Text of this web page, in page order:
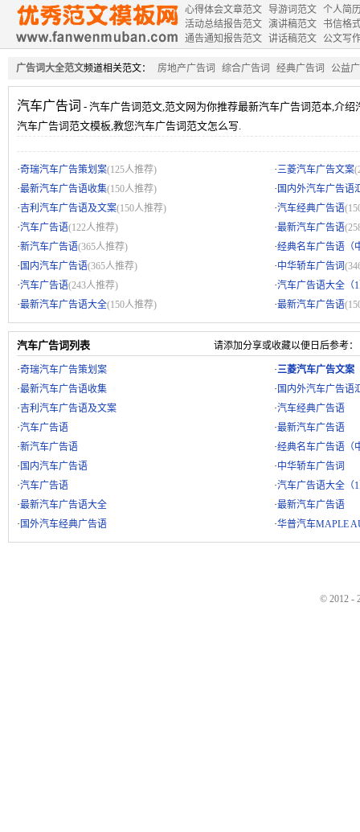
心得体会文章范文 导游词范文 个人简
活动总结报告范文 演讲稿范文 书信格
通告通知报告范文 讲话稿范文 公文写
广告词大全范文频道相关范文： 房地产广告词 综合广告词 经典广告词 公益
汽车广告词 - 汽车广告词范文,范文网为你推荐最新汽车广告词范本,介
汽车广告词范文模板,教您汽车广告词范文怎么写.
·奇瑞汽车广告策划案(125人推荐) ·三菱汽车广告文案
·最新汽车广告语收集(150人推荐) · 国内外汽车广告语
·吉利汽车广告语及文案(150人推荐) ·汽车经典广告语
·汽车广告语(122人推荐) ·最新汽车广告语
·新汽车广告语(365人推荐) ·经典名车广告语（
· 国内汽车广告语(365人推荐) ·中华轿车广告词
·汽车广告语(243人推荐) ·汽车广告语大全（
·最新汽车广告语大全(150人推荐) ·最新汽车广告语
汽车广告词列表 请添加分享或收藏以便日后参考：
·奇瑞汽车广告策划案 ·三菱汽车广告文案
·最新汽车广告语收集 · 国内外汽车广告语
·吉利汽车广告语及文案 ·汽车经典广告语
·汽车广告语 ·最新汽车广告语
·新汽车广告语 ·经典名车广告语（
· 国内汽车广告语 ·中华轿车广告词
·汽车广告语 ·汽车广告语大全（
·最新汽车广告语大全 ·最新汽车广告语
· 国外汽车经典广告语 ·华普汽车MAPLE
© 2012 -